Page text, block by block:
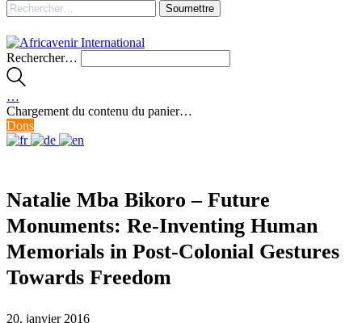
Rechercher…
…
Chargement du contenu du panier…
Dons
Natalie Mba Bikoro – Future
Monuments: Re-Inventing Human
Memorials in Post-Colonial Gestures
Towards Freedom
20. janvier 2016